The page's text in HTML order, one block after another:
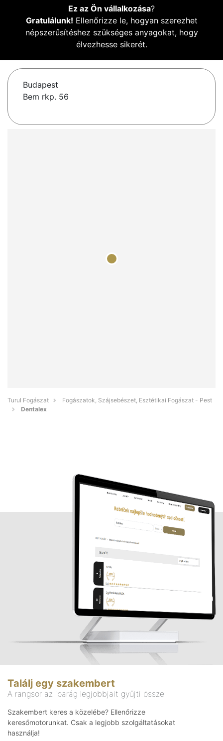
Ez az Ön vállalkozása?
Gratulálunk! Ellenőrizze le, hogyan szerezhet
népszerűsítéshez szükséges anyagokat, hogy
élvezhesse sikerét.
Budapest
Bem rkp. 56
Turul Fogászat
Fogászatok, Szájsebészet, Esztétikai Fogászat - Pest
Dentalex
Találj egy szakembert
A rangsor az iparág legjobbjait gyűjti össze
Szakembert keres a közelébe? Ellenőrizze
keresőmotorunkat. Csak a legjobb szolgáltatásokat
használja!